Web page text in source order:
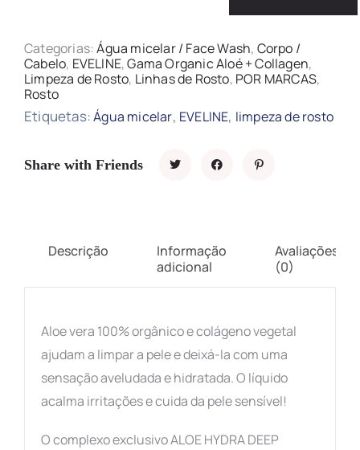
Categorias:Água micelar / Face Wash, Corpo /
Cabelo, EVELINE,Gama Organic Aloé + Collagen,
Limpeza de Rosto, Linhas de Rosto, POR MARCAS,
Rosto
Etiquetas:Água micelar, EVELINE, limpeza de rosto
Share with Friends
Descrição
Informação
adicional
Avaliações
(0)
Aloe vera 100% orgânico e colágeno vegetal
ajudam a limpar a pele e deixá-la com uma
sensação aveludada e hidratada. O líquido
acalma irritações e cuida da pele sensível!
O complexo exclusivo ALOE HYDRA DEEP